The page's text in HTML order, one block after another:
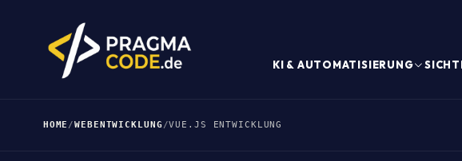
KI & AUTOMATISIERUNG
HOME /WEBENTWICKLUNG /VUE.JS ENTWICKLUNG